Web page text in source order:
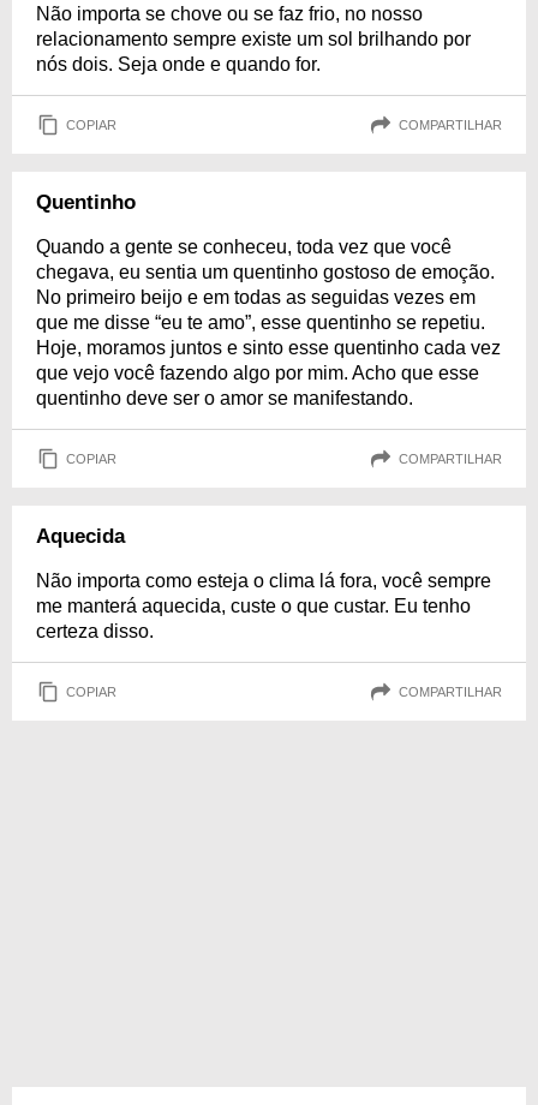
Não importa se chove ou se faz frio, no nosso
relacionamento sempre existe um sol brilhando por
nós dois. Seja onde e quando for.
COPIAR COMPARTILHAR
Quentinho
Quando a gente se conheceu, toda vez que você
chegava, eu sentia um quentinho gostoso de emoção.
No primeiro beijo e em todas as seguidas vezes em
que me disse “eu te amo”, esse quentinho se repetiu.
Hoje, moramos juntos e sinto esse quentinho cada vez
que vejo você fazendo algo por mim. Acho que esse
quentinho deve ser o amor se manifestando.
COPIAR COMPARTILHAR
Aquecida
Não importa como esteja o clima lá fora, você sempre
me manterá aquecida, custe o que custar. Eu tenho
certeza disso.
COPIAR COMPARTILHAR